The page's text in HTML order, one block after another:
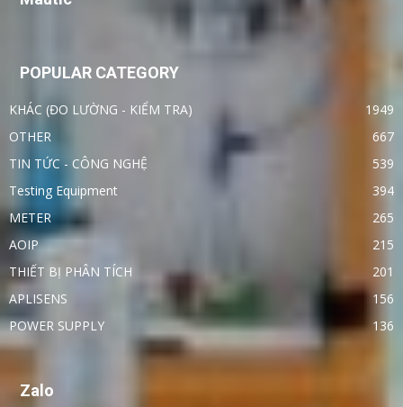
POPULAR CATEGORY
KHÁC (ĐO LƯỜNG - KIỂM TRA)
1949
OTHER
667
TIN TỨC - CÔNG NGHỆ
539
Testing Equipment
394
METER
265
AOIP
215
THIẾT BỊ PHÂN TÍCH
201
APLISENS
156
POWER SUPPLY
136
Zalo